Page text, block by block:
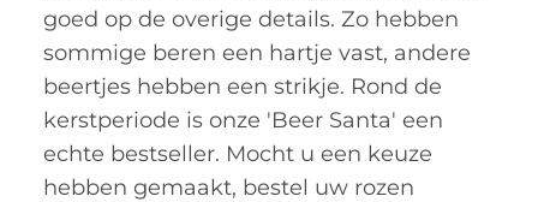
goed op de overige details. Zo hebben
sommige beren een hartje vast, andere
beertjes hebben een strikje. Rond de
kerstperiode is onze 'Beer Santa' een
echte bestseller. Mocht u een keuze
hebben gemaakt, bestel uw rozen